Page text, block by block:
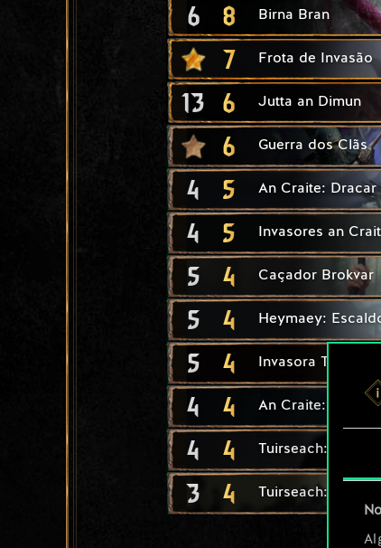
6 8 Birna Bran
7 Frota de Invasão
13 6 Jutta an Dimun
6 Guerra dos Clãs
4 5 An Craite: Dracar
4 5 Invasores an
5 4 Caçador Brokvar
5 4 Heymaey:
5 4 Invasora Tuirseach
4 4 An Craite:
4 4 Tuirseach:
3 4 Tuirseach: